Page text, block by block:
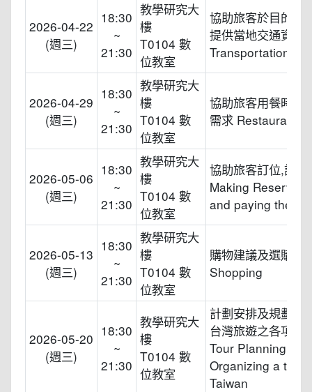
2026-04-22
(週三)
18:30
~
21:30
教學研究大
樓
T0104 數
位教室
協助旅客於目的地
提供當地交通資訊
Transportation
2026-04-29
(週三)
18:30
~
21:30
教學研究大
樓
T0104 數
位教室
協助旅客用餐時的
需求 Restaurants
2026-05-06
(週三)
18:30
~
21:30
教學研究大
樓
T0104 數
位教室
協助旅客訂位,訂餐
Making
and paying the bill
2026-05-13
(週三)
18:30
~
21:30
教學研究大
樓
T0104 數
位教室
購物建議及選購當
Shopping
2026-05-20
(週三)
18:30
~
21:30
教學研究大
樓
T0104 數
位教室
計劃安排及規劃觀
台灣旅遊之各項事
Tour Planning and
Organizing a trip
Taiwan